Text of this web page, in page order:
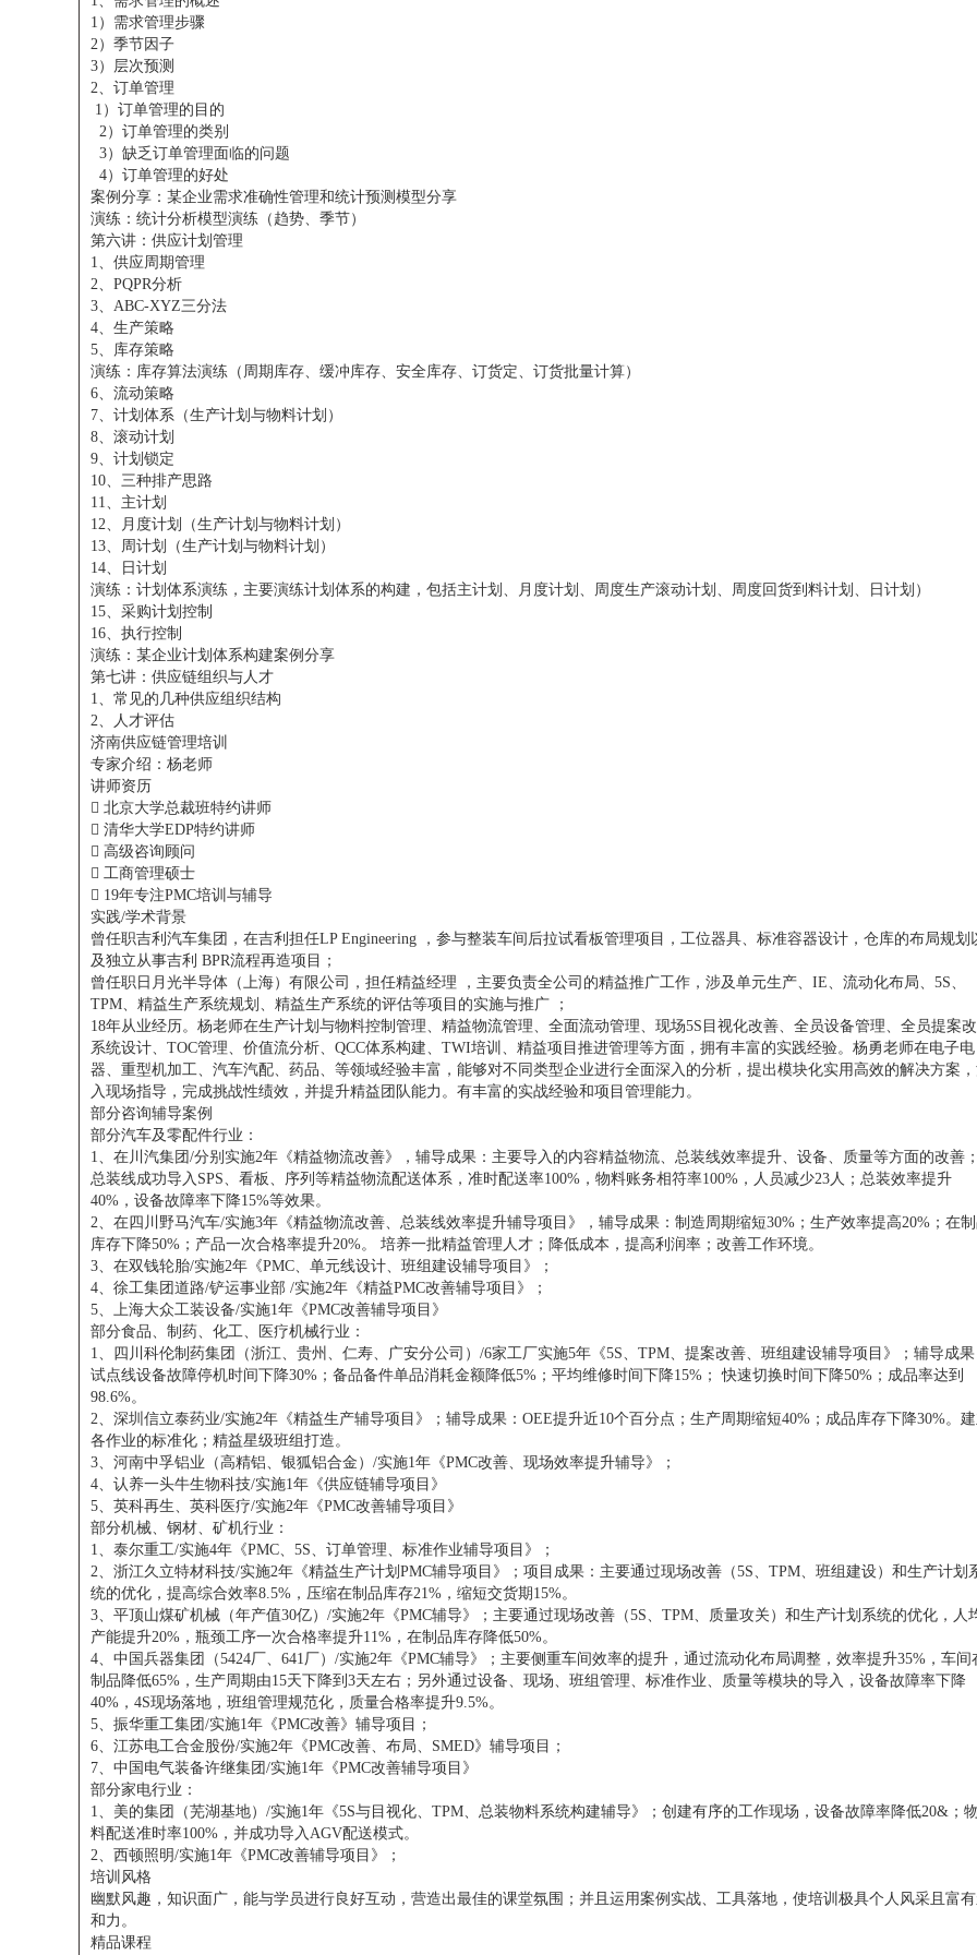
1）需求管理步骤
2）季节因子
3）层次预测
2、订单管理
1）订单管理的目的
2）订单管理的类别
3）缺乏订单管理面临的问题
4）订单管理的好处
案例分享：某企业需求准确性管理和统计预测模型分享
演练：统计分析模型演练（趋势、季节）
第六讲：供应计划管理
1、供应周期管理
2、PQPR分析
3、ABC-XYZ三分法
4、生产策略
5、库存策略
演练：库存算法演练（周期库存、缓冲库存、安全库存、订货定、订货批量计算）
6、流动策略
7、计划体系（生产计划与物料计划）
8、滚动计划
9、计划锁定
10、三种排产思路
11、主计划
12、月度计划（生产计划与物料计划）
13、周计划（生产计划与物料计划）
14、日计划
演练：计划体系演练，主要演练计划体系的构建，包括主计划、月度计划、周度生产滚动计划、周度回货到料计划、日计划）
15、采购计划控制
16、执行控制
演练：某企业计划体系构建案例分享
第七讲：供应链组织与人才
1、常见的几种供应组织结构
2、人才评估
济南供应链管理培训
专家介绍：杨老师
讲师资历
 北京大学总裁班特约讲师
 清华大学EDP特约讲师
 高级咨询顾问
 工商管理硕士
 19年专注PMC培训与辅导
实践/学术背景
曾任职吉利汽车集团，在吉利担任LP Engineering ，参与整装车间后拉试看板管理项目，工位器具、标准容器设计，仓库的布局规划
及独立从事吉利 BPR流程再造项目；
曾任职日月光半导体（上海）有限公司，担任精益经理 ，主要负责全公司的精益推广工作，涉及单元生产、IE、流动化布局、5S、
TPM、精益生产系统规划、精益生产系统的评估等项目的实施与推广 ；
18年从业经历。杨老师在生产计划与物料控制管理、精益物流管理、全面流动管理、现场5S目视化改善、全员设备管理、全员提案
系统设计、TOC管理、价值流分析、QCC体系构建、TWI培训、精益项目推进管理等方面，拥有丰富的实践经验。杨勇老师在电子电
器、重型机加工、汽车汽配、药品、等领域经验丰富，能够对不同类型企业进行全面深入的分析，提出模块化实用高效的解决方案
入现场指导，完成挑战性绩效，并提升精益团队能力。有丰富的实战经验和项目管理能力。
部分咨询辅导案例
部分汽车及零配件行业：
1、在川汽集团/分别实施2年《精益物流改善》，辅导成果：主要导入的内容精益物流、总装线效率提升、设备、质量等方面的改善
总装线成功导入SPS、看板、序列等精益物流配送体系，准时配送率100%，物料账务相符率100%，人员减少23人；总装效率提升
40%，设备故障率下降15%等效果。
2、在四川野马汽车/实施3年《精益物流改善、总装线效率提升辅导项目》，辅导成果：制造周期缩短30%；生产效率提高20%；在
库存下降50%；产品一次合格率提升20%。 培养一批精益管理人才；降低成本，提高利润率；改善工作环境。
3、在双钱轮胎/实施2年《PMC、单元线设计、班组建设辅导项目》；
4、徐工集团道路/铲运事业部 /实施2年《精益PMC改善辅导项目》；
5、上海大众工装设备/实施1年《PMC改善辅导项目》
部分食品、制药、化工、医疗机械行业：
1、四川科伦制药集团（浙江、贵州、仁寿、广安分公司）/6家工厂实施5年《5S、TPM、提案改善、班组建设辅导项目》；辅导成
试点线设备故障停机时间下降30%；备品备件单品消耗金额降低5%；平均维修时间下降15%； 快速切换时间下降50%；成品率达到
98.6%。
2、深圳信立泰药业/实施2年《精益生产辅导项目》；辅导成果：OEE提升近10个百分点；生产周期缩短40%；成品库存下降30%。
各作业的标准化；精益星级班组打造。
3、河南中孚铝业（高精铝、银狐铝合金）/实施1年《PMC改善、现场效率提升辅导》；
4、认养一头牛生物科技/实施1年《供应链辅导项目》
5、英科再生、英科医疗/实施2年《PMC改善辅导项目》
部分机械、钢材、矿机行业：
1、泰尔重工/实施4年《PMC、5S、订单管理、标准作业辅导项目》；
2、浙江久立特材科技/实施2年《精益生产计划PMC辅导项目》；项目成果：主要通过现场改善（5S、TPM、班组建设）和生产计划
统的优化，提高综合效率8.5%，压缩在制品库存21%，缩短交货期15%。
3、平顶山煤矿机械（年产值30亿）/实施2年《PMC辅导》；主要通过现场改善（5S、TPM、质量攻关）和生产计划系统的优化，人
产能提升20%，瓶颈工序一次合格率提升11%，在制品库存降低50%。
4、中国兵器集团（5424厂、641厂）/实施2年《PMC辅导》；主要侧重车间效率的提升，通过流动化布局调整，效率提升35%，车间
制品降低65%，生产周期由15天下降到3天左右；另外通过设备、现场、班组管理、标准作业、质量等模块的导入，设备故障率下降
40%，4S现场落地，班组管理规范化，质量合格率提升9.5%。
5、振华重工集团/实施1年《PMC改善》辅导项目；
6、江苏电工合金股份/实施2年《PMC改善、布局、SMED》辅导项目；
7、中国电气装备许继集团/实施1年《PMC改善辅导项目》
部分家电行业：
1、美的集团（芜湖基地）/实施1年《5S与目视化、TPM、总装物料系统构建辅导》；创建有序的工作现场，设备故障率降低20&；
料配送准时率100%，并成功导入AGV配送模式。
2、西顿照明/实施1年《PMC改善辅导项目》；
培训风格
幽默风趣，知识面广，能与学员进行良好互动，营造出最佳的课堂氛围；并且运用案例实战、工具落地，使培训极具个人风采且富
和力。
精品课程